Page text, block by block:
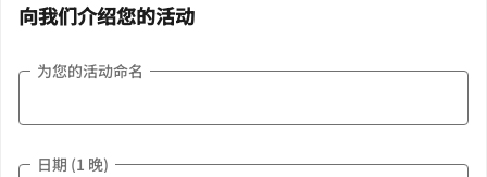
向我们介绍您的活动
为您的活动命名
日期 (1 晚)